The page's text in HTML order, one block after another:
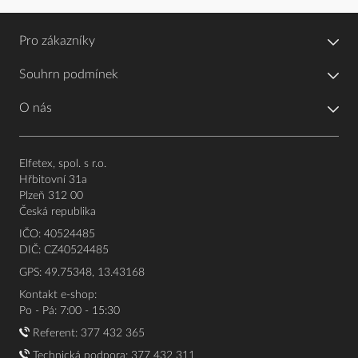
Pro zákazníky
Souhrn podmínek
O nás
Elfetex, spol. s r.o.
Hřbitovní 31a
Plzeň 312 00
Česká republika
IČO: 40524485
DIČ: CZ40524485
GPS: 49.75348, 13.43168
Kontakt e-shop:
Po - Pá: 7:00 - 15:30
Referent: 377 432 365